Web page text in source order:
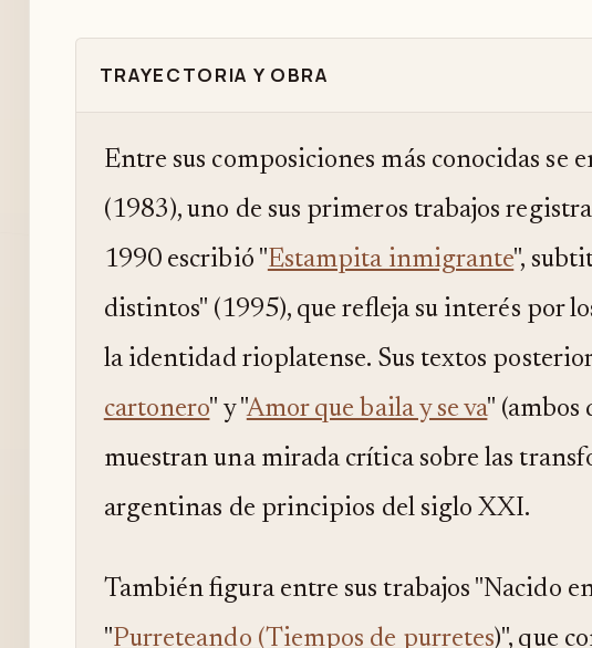
TRAYECTORIA Y OBRA
Entre sus composiciones más conocidas se
(1983), uno de sus primeros trabajos
1990 escribió "Estampita inmigrante",
distintos" (1995), que refleja su interés por
la identidad rioplatense. Sus textos
cartonero" y "Amor que baila y se va" (ambos
muestran una mirada crítica sobre las
argentinas de principios del siglo XXI.
También figura entre sus trabajos "Nacido
"Purreteando (Tiempos de purretes)", que